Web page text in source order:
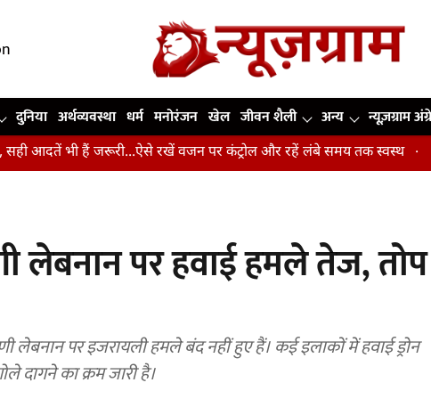
दुनिया अर्थव्यवस्था धर्म मनोरंजन खेल जीवन शैली अन्य न्यूज़ग्राम
भी हैं जरूरी...ऐसे रखें वजन पर कंट्रोल और रहें लंबे समय तक स्वस्थ उंगलियां,
लेबनान पर हवाई हमले तेज, तोप
लेबनान पर इजरायली हमले बंद नहीं हुए हैं। कई इलाकों में हवाई ड्रोन
दागने का क्रम जारी है।